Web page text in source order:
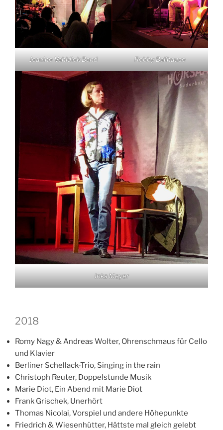
Jeanine Vahldiek Band Robby Ballhause
Inka Meyer
2018
Romy Nagy & Andreas Wolter, Ohrenschmaus für Cello
und Klavier
Berliner Schellack-Trio, Singing in the rain
Christoph Reuter, Doppelstunde Musik
Marie Diot, Ein Abend mit Marie Diot
Frank Grischek, Unerhört
Thomas Nicolai, Vorspiel und andere Höhepunkte
Friedrich & Wiesenhütter, Hättste mal gleich gelebt